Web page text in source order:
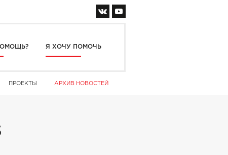
Я ХОЧУ ПОМОЧЬ
ПРОЕКТЫ АРХИВ НОВОСТЕЙ